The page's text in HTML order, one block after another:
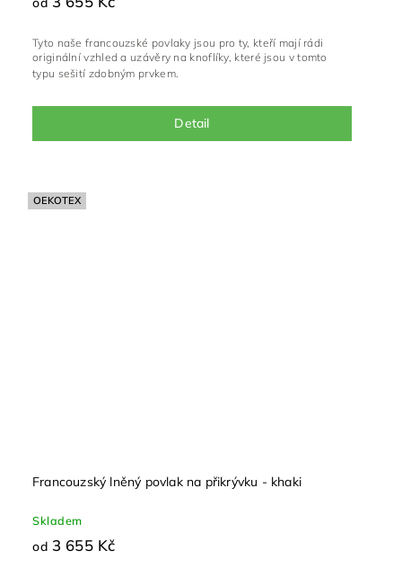
Detail
Tyto naše francouzské povlaky jsou pro ty, kteří mají rádi
originální vzhled a uzávěry na knoflíky, které jsou v tomto
typu sešití zdobným prvkem.
OEKOTEX
Francouzský lněný povlak na přikrývku - khaki
Skladem
od 3 655 Kč